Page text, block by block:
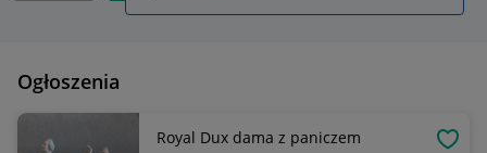
Ogłoszenia
Royal Dux dama z paniczem